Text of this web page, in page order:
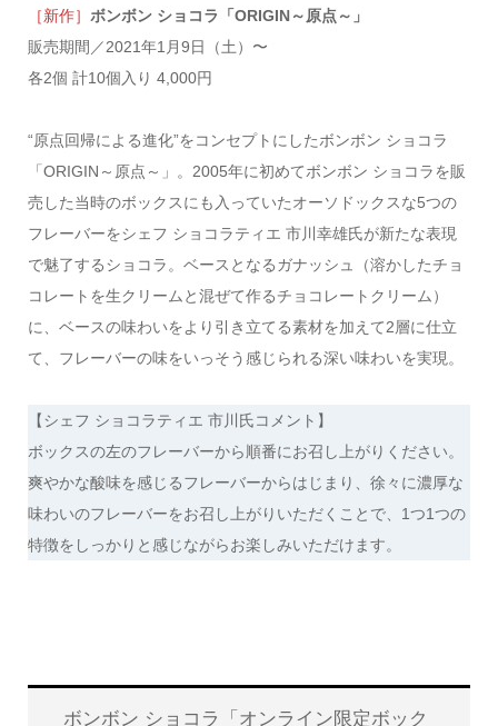
［新作］ ボンボン ショコラ「ORIGIN～原点～」
販売期間／2021年1月9日（土）〜
各2個 計10個入り 4,000円
“原点回帰による進化”をコンセプトにしたボンボン ショコラ
「ORIGIN～原点～」。2005年に初めてボンボン ショコラを販
売した当時のボックスにも入っていたオーソドックスな5つの
フレーバーをシェフ ショコラティエ 市川幸雄氏が新たな表現
で魅了するショコラ。ベースとなるガナッシュ（溶かしたチョ
コレートを生クリームと混ぜて作るチョコレートクリーム）
に、ベースの味わいをより引き立てる素材を加えて2層に仕立
て、フレーバーの味をいっそう感じられる深い味わいを実現。
【シェフ ショコラティエ 市川氏コメント】
ボックスの左のフレーバーから順番にお召し上がりください。
爽やかな酸味を感じるフレーバーからはじまり、徐々に濃厚な
味わいのフレーバーをお召し上がりいただくことで、1つ1つの
特徴をしっかりと感じながらお楽しみいただけます。
ボンボン ショコラ「オンライン限定ボック